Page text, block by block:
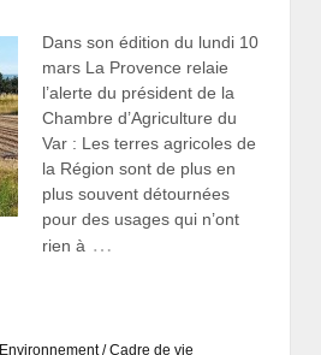
Dans son édition du lundi 10
mars La Provence relaie
l’alerte du président de la
Chambre d’Agriculture du
Var : Les terres agricoles de
la Région sont de plus en
plus souvent détournées
pour des usages qui n’ont
rien à …
Environnement / Cadre de vie